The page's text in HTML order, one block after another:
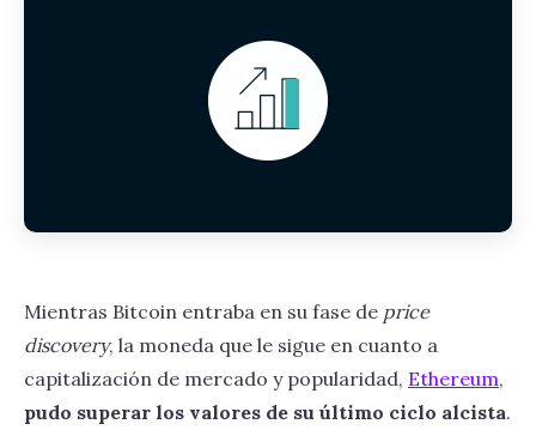
Mientras Bitcoin entraba en su fase de price
discovery, la moneda que le sigue en cuanto a
capitalización de mercado y popularidad, Ethereum,
pudo superar los valores de su último ciclo alcista.